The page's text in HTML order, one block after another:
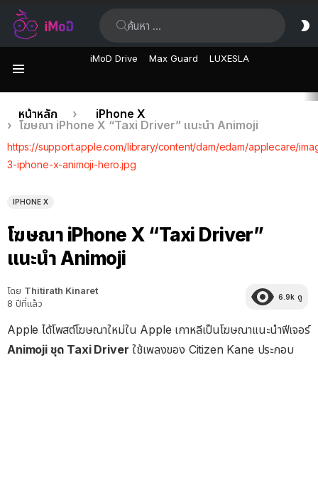
iMoD Drive Max Guard LUXESLA
เรื่อง
ล่าสุด
คุณอยู่ที่นี่:
หน้าหลัก
iPhone X
โฆษณา iPhone X “Taxi Driver” แนะนำ Animoji
https://support.apple.com/library/content/dam/edam/applecare/
3-iphone-x-animoji-hero.jpg
IPHONE X
โฆษณา iPhone X “Taxi Driver”
แนะนำ Animoji
โดย Thitirath Kinaret
8 ปีที่แล้ว
6.9k ดู
Apple ได้โพสต์โฆษณาใหม่ใน Apple เกาหลีเป็นโฆษณาแนะนำฟีเจอร์
Animoji ชุด Taxi Driver ใช้เพลงของ Citizen Kane ประกอบ